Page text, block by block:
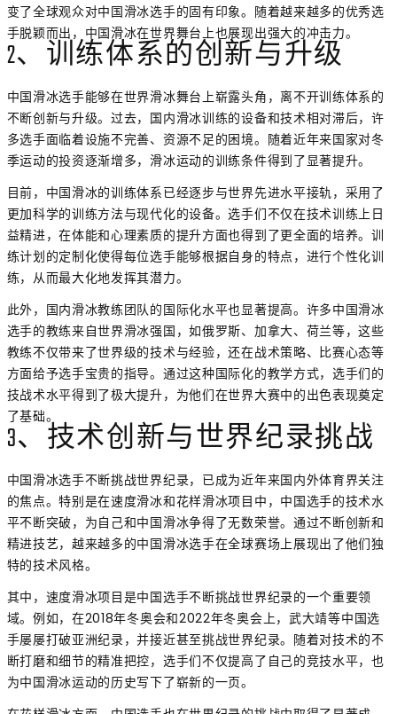
变了全球观众对中国滑冰选手的固有印象。随着越来越多的优秀选
手脱颖而出，中国滑冰在世界舞台上也展现出强大的冲击力。
2、训练体系的创新与升级
中国滑冰选手能够在世界滑冰舞台上崭露头角，离不开训练体系的
不断创新与升级。过去，国内滑冰训练的设备和技术相对滞后，许
多选手面临着设施不完善、资源不足的困境。随着近年来国家对冬
季运动的投资逐渐增多，滑冰运动的训练条件得到了显著提升。
目前，中国滑冰的训练体系已经逐步与世界先进水平接轨，采用了
更加科学的训练方法与现代化的设备。选手们不仅在技术训练上日
益精进，在体能和心理素质的提升方面也得到了更全面的培养。训
练计划的定制化使得每位选手能够根据自身的特点，进行个性化训
练，从而最大化地发挥其潜力。
此外，国内滑冰教练团队的国际化水平也显著提高。许多中国滑冰
选手的教练来自世界滑冰强国，如俄罗斯、加拿大、荷兰等，这些
教练不仅带来了世界级的技术与经验，还在战术策略、比赛心态等
方面给予选手宝贵的指导。通过这种国际化的教学方式，选手们的
技战术水平得到了极大提升，为他们在世界大赛中的出色表现奠定
了基础。
3、技术创新与世界纪录挑战
中国滑冰选手不断挑战世界纪录，已成为近年来国内外体育界关注
的焦点。特别是在速度滑冰和花样滑冰项目中，中国选手的技术水
平不断突破，为自己和中国滑冰争得了无数荣誉。通过不断创新和
精进技艺，越来越多的中国滑冰选手在全球赛场上展现出了他们独
特的技术风格。
其中，速度滑冰项目是中国选手不断挑战世界纪录的一个重要领
域。例如，在2018年冬奥会和2022年冬奥会上，武大靖等中国选
手屡屡打破亚洲纪录，并接近甚至挑战世界纪录。随着对技术的不
断打磨和细节的精准把控，选手们不仅提高了自己的竞技水平，也
为中国滑冰运动的历史写下了崭新的一页。